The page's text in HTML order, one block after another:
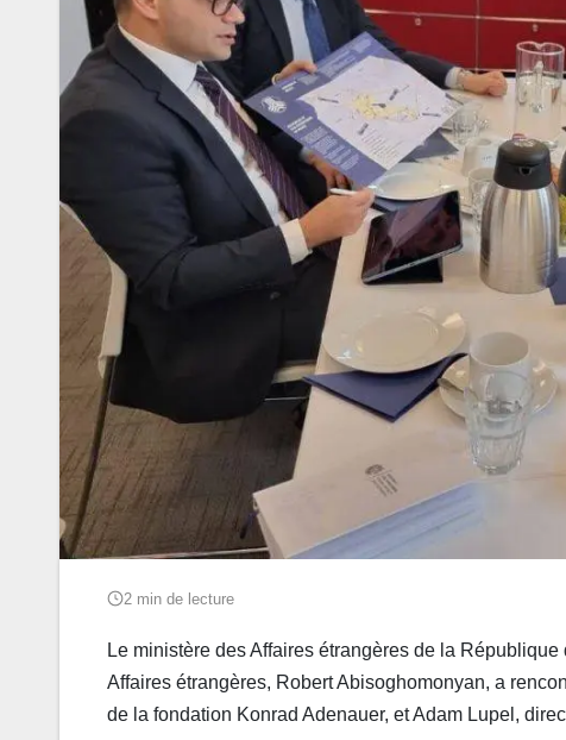
2 min de lecture
Le ministère des Affaires étrangères de la
Affaires étrangères, Robert Abisoghomonyan, a
de la fondation Konrad Adenauer, et Adam Lupel,